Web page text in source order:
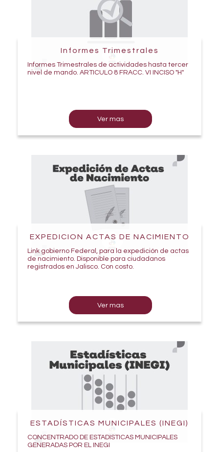
Informes Trimestrales
Informes Trimestrales de actividades hasta tercer
nivel de mando. ARTICULO 8 FRACC. VI INCISO "H"
Ver mas
EXPEDICION ACTAS DE NACIMIENTO
Link gobierno Federal, para la expedición de actas
de nacimiento. Disponible para ciudadanos
registrados en Jalisco. Con costo.
Ver mas
ESTADÍSTICAS MUNICIPALES (INEGI)
CONCENTRADO DE ESTADISTICAS MUNICIPALES
GENERADAS POR EL INEGI